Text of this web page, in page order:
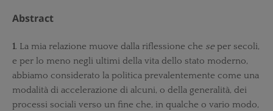
Abstract
1. La mia relazione muove dalla riflessione che seper secoli,
e per lo meno negli ultimi della vita dello stato moderno,
abbiamo considerato la politica prevalentemente come una
modalità di accelerazione di alcuni, o della generalità, dei
processi sociali verso un fine che, in qualche o vario modo,